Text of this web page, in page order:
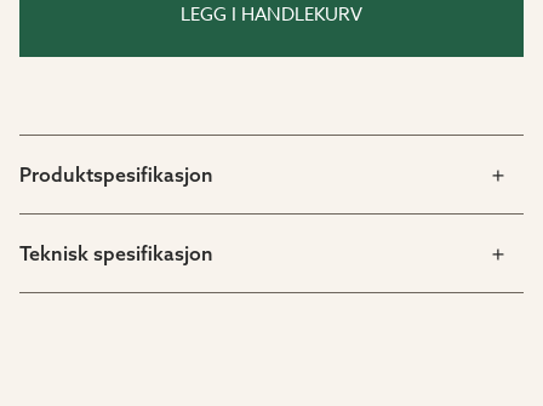
LEGG I HANDLEKURV
Produktspesifikasjon
Teknisk spesifikasjon